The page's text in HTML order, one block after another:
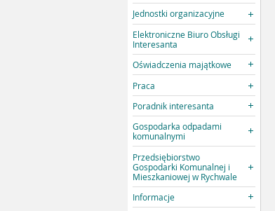
Jednostki organizacyjne
Elektroniczne Biuro Obsługi
Interesanta
Oświadczenia majątkowe
Praca
Poradnik interesanta
Gospodarka odpadami
komunalnymi
Przedsiębiorstwo
Gospodarki Komunalnej i
Mieszkaniowej w Rychwale
Informacje